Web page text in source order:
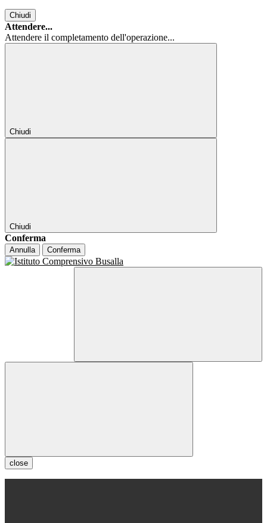
Chiudi
Attendere...
Attendere il completamento dell'operazione...
Chiudi
Chiudi
Conferma
Annulla Conferma
close